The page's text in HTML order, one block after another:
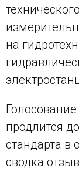
на
продлится
стандарта в
сводка